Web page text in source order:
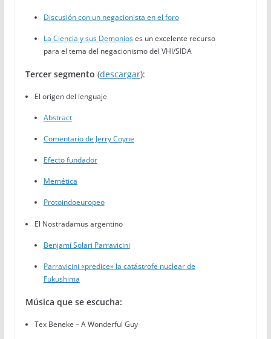
Discusión con un negacionista en el foro
La Ciencia y sus Demonioses un excelente recurso
para el tema del negacionismo del VHI/SIDA
Tercer segmento (descargar):
El origen del lenguaje
Abstract
Comentario de Jerry Coyne
Efecto fundador
Memética
Protoindoeuropeo
El Nostradamus argentino
Benjamí Solari Parravicini
Parravicini «predice» la catástrofe nuclear de
Fukushima
Música que se escucha:
Tex Beneke – A Wonderful Guy